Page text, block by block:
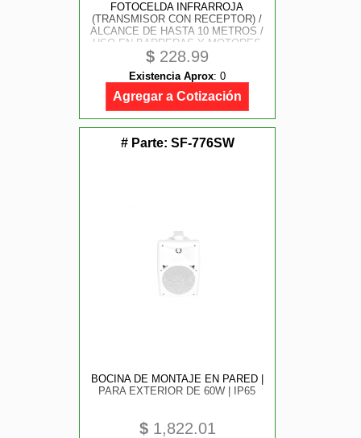
FOTOCELDA INFRARROJA
(TRANSMISOR CON RECEPTOR) /
ALCANCE DE HASTA 10 METROS /
USO EN BARRERAS Y MOTORES
DE ACCESO VEHICULAR
$ 228.99
Existencia Aprox: 0
Agregar a Cotización
# Parte: SF-776SW
BOCINA DE MONTAJE EN PARED |
PARA EXTERIOR DE 60W | IP65
$1,822.01